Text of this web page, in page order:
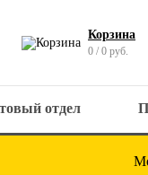
Корзина
0 / 0 руб.
отдел